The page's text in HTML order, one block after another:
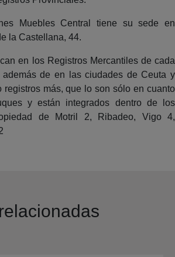
Muebles Central tiene su sede en
la Castellana, 44.
en los Registros Mercantiles de cada
de en las ciudades de Ceuta y
registros más, que lo son sólo en cuanto
y están integrados dentro de los
de Motril 2, Ribadeo, Vigo 4,